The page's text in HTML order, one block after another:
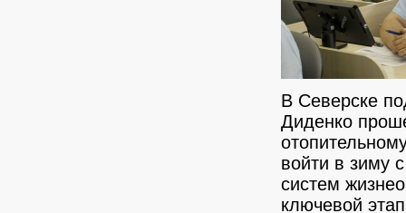
В Северске
Диденко
войти в зиму
систем
ключевой